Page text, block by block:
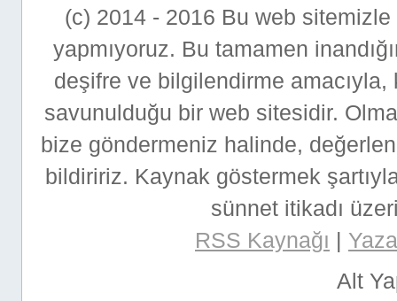
(c) 2014 - 2016 Bu web
yapmıyoruz. Bu tamamen
deşifre ve bilgilendirme
savunulduğu bir web sitesidir.
bize göndermeniz halinde,
bildiririz. Kaynak göstermek
sünnet itikadı
RSS Kaynağı |
Alt